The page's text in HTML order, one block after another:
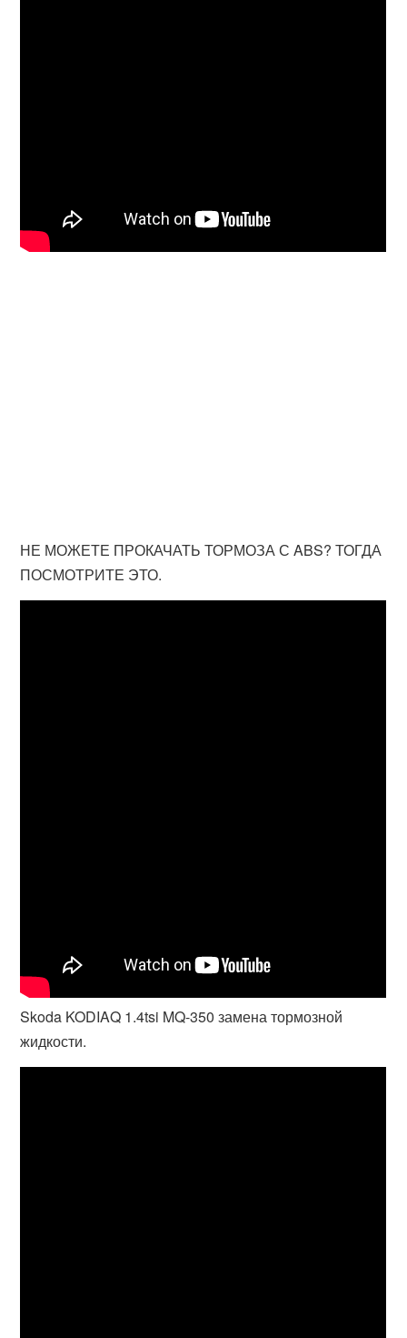
НЕ МОЖЕТЕ ПРОКАЧАТЬ ТОРМОЗА С ABS? ТОГДА
ПОСМОТРИТЕ ЭТО.
Skoda KODIAQ 1.4tsi MQ-350 замена тормозной
жидкости.